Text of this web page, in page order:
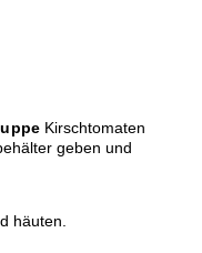
Kirschtomaten
geben und
häuten.